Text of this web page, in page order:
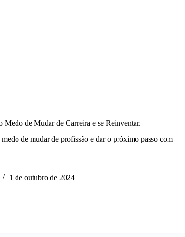
Medo de Mudar de Carreira e se Reinventar.
de mudar de profissão e dar o próximo passo com
1 de outubro de 2024